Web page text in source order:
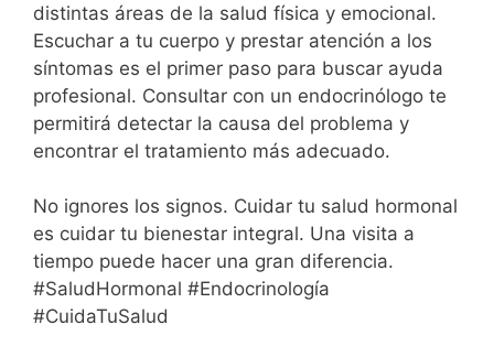
distintas áreas de la salud física y emocional.
Escuchar a tu cuerpo y prestar atención a los
síntomas es el primer paso para buscar ayuda
profesional. Consultar con un endocrinólogo te
permitirá detectar la causa del problema y
encontrar el tratamiento más adecuado.
No ignores los signos. Cuidar tu salud hormonal
es cuidar tu bienestar integral. Una visita a
tiempo puede hacer una gran diferencia.
#SaludHormonal #Endocrinología
#CuidaTuSalud